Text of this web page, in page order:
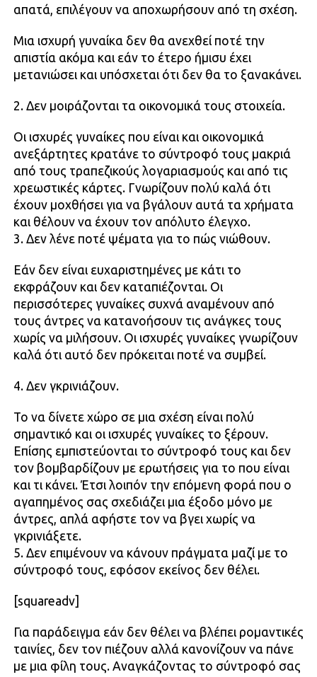
απατά, επιλέγουν να αποχωρήσουν από τη σχέση.
Μια ισχυρή γυναίκα δεν θα ανεχθεί ποτέ την
απιστία ακόμα και εάν το έτερο ήμισυ έχει
μετανιώσει και υπόσχεται ότι δεν θα το ξανακάνει.
2. Δεν μοιράζονται τα οικονομικά τους στοιχεία.
Οι ισχυρές γυναίκες που είναι και οικονομικά
ανεξάρτητες κρατάνε το σύντροφό τους μακριά
από τους τραπεζικούς λογαριασμούς και από τις
χρεωστικές κάρτες. Γνωρίζουν πολύ καλά ότι
έχουν μοχθήσει για να βγάλουν αυτά τα χρήματα
και θέλουν να έχουν τον απόλυτο έλεγχο.
3. Δεν λένε ποτέ ψέματα για το πώς νιώθουν.
Εάν δεν είναι ευχαριστημένες με κάτι το
εκφράζουν και δεν καταπιέζονται. Οι
περισσότερες γυναίκες συχνά αναμένουν από
τους άντρες να κατανοήσουν τις ανάγκες τους
χωρίς να μιλήσουν. Οι ισχυρές γυναίκες γνωρίζουν
καλά ότι αυτό δεν πρόκειται ποτέ να συμβεί.
4. Δεν γκρινιάζουν.
Το να δίνετε χώρο σε μια σχέση είναι πολύ
σημαντικό και οι ισχυρές γυναίκες το ξέρουν.
Επίσης εμπιστεύονται το σύντροφό τους και δεν
τον βομβαρδίζουν με ερωτήσεις για το που είναι
και τι κάνει. Έτσι λοιπόν την επόμενη φορά που ο
αγαπημένος σας σχεδιάζει μια έξοδο μόνο με
άντρες, απλά αφήστε τον να βγει χωρίς να
γκρινιάξετε.
5. Δεν επιμένουν να κάνουν πράγματα μαζί με το
σύντροφό τους, εφόσον εκείνος δεν θέλει.
[squareadv]
Για παράδειγμα εάν δεν θέλει να βλέπει ρομαντικές
ταινίες, δεν τον πιέζουν αλλά κανονίζουν να πάνε
με μια φίλη τους. Αναγκάζοντας το σύντροφό σας